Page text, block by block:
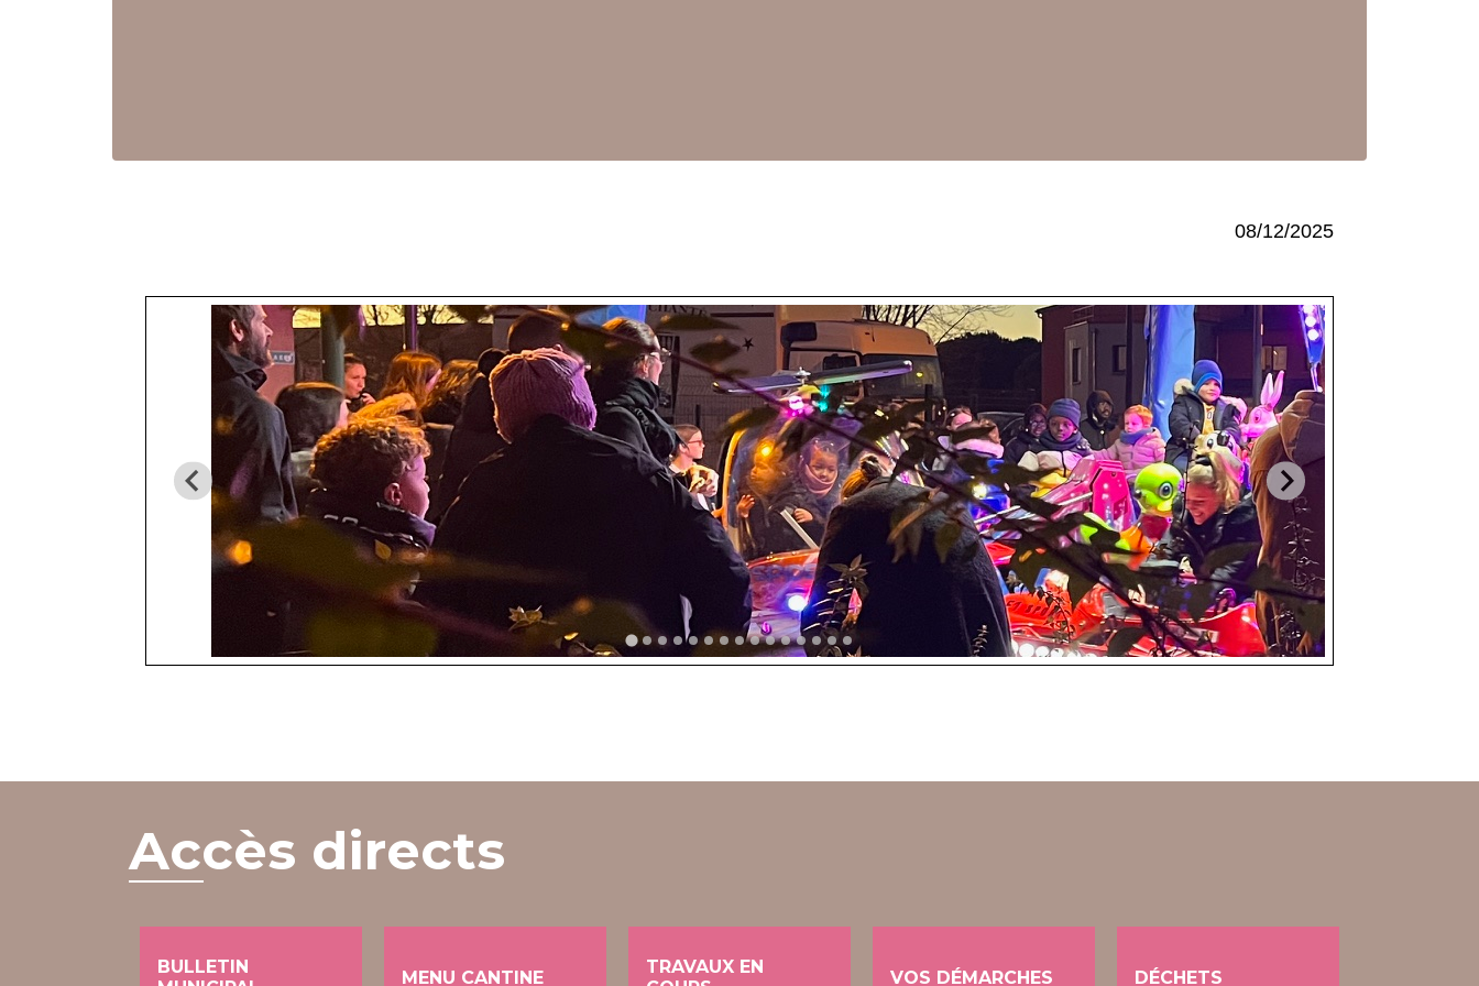
08/12/2025
Accès directs
BULLETIN
MENU CANTINE
TRAVAUX EN
VOS DÉMARCHES DÉCHETS